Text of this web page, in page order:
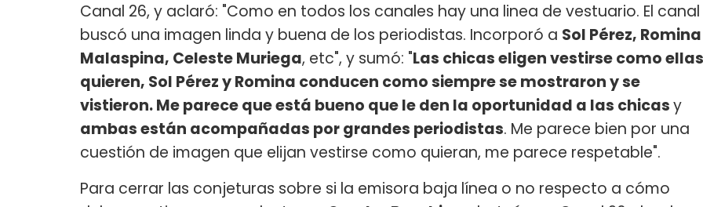
Canal 26, y aclaró: "Como en todos los canales hay una linea de vestuario. El canal
buscó una imagen linda y buena de los periodistas. Incorporó a Sol Pérez, Romina
Malaspina, Celeste Muriega, etc", y sumó: "Las chicas eligen vestirse como ellas
quieren, Sol Pérez y Romina conducen como siempre se mostraron y se
vistieron. Me parece que está bueno que le den la oportunidad a las chicasy
ambas están acompañadas por grandes periodistas. Me parece bien por una
cuestión de imagen que elijan vestirse como quieran, me parece respetable".
Para cerrar las conjeturas sobre si la emisora baja línea o no respecto a cómo